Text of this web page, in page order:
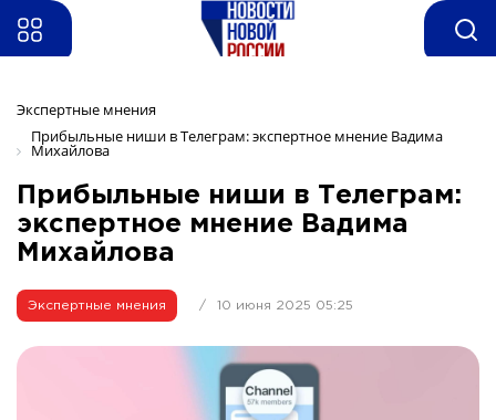
Экспертные мнения
Прибыльные ниши в Телеграм: экспертное мнение Вадима
Михайлова
Прибыльные ниши в Телеграм:
экспертное мнение Вадима
Михайлова
Экспертные мнения / 10 июня 2025 05:25